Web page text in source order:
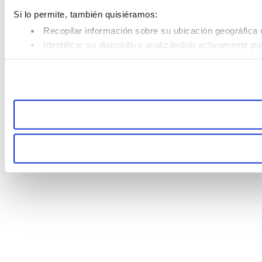
Si lo permite, también quisiéramos:
Recopilar información sobre su ubicación
Identificar su dispositivo analizándolo activamente
Las cookies de este sitio web se usan para personalizar el
pueden combinarla con otra información que les haya